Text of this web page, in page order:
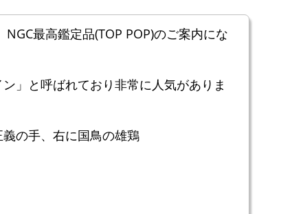
最高鑑定品(TOP POP)のご案内にな
」と呼ばれており非常に人気がありま
の手、右に国鳥の雄鶏